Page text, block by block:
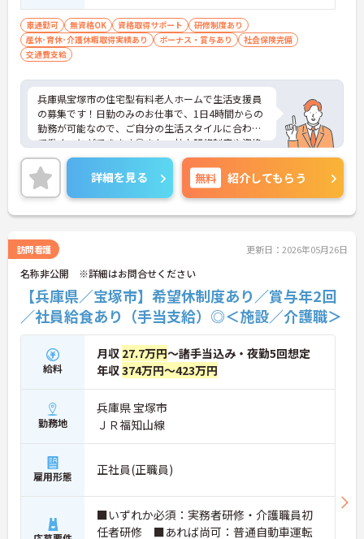
車通勤可 無資格OK 資格取得サポート
研修制度あり
産休･育休･介護休暇取得実績あり
ボーナス・賞与あり
社会保険完備
交通費支給
兵庫県宝塚市の住宅型有料老人ホームで生活支援員
の募集です！日勤のみのお仕事で、1日4時間からの
勤務が可能なので、ご自分の生活スタイルに合わせ
て働くことができます◎また、社内研修制度や資格
取得支援制度があるので、働きながらスキルアップ
も目指せます♪ご興味のある方は、面接ポイントを
お伝えしますので、お気軽にご連絡ください。
詳細を見る 無料 紹介してもらう
訪問看護 更新日：2026年05月26日
名称非公開 ※詳細はお問合せください
【兵庫県／宝塚市】希望休制度あり／賞与年2回
／社員給食あり（手当支給）◎＜施設／介護職＞
給料
月収 27.7万円～諸手当込み・夜勤5回想定
年収374万円～423万円
勤務地
兵庫県 宝塚市
ＪＲ福知山線
雇用形態 正社員(正職員)
■いずれか必須：実務者研修・介護職員初
任者研修 ■あれば尚可：普通自動車運転